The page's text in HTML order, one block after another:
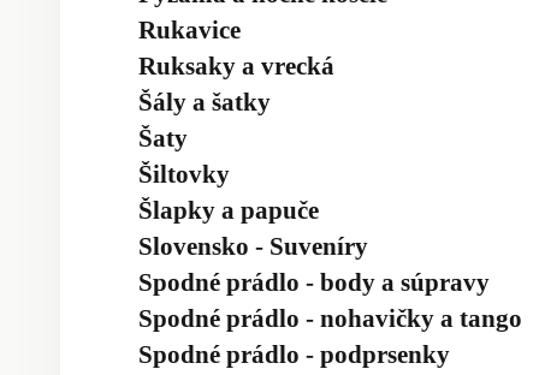
Rukavice
Ruksaky a vrecká
Šály a šatky
Šaty
Šiltovky
Šlapky a papuče
Slovensko - Suveníry
Spodné prádlo - body a súpravy
Spodné prádlo - nohavičky a tango
Spodné prádlo - podprsenky